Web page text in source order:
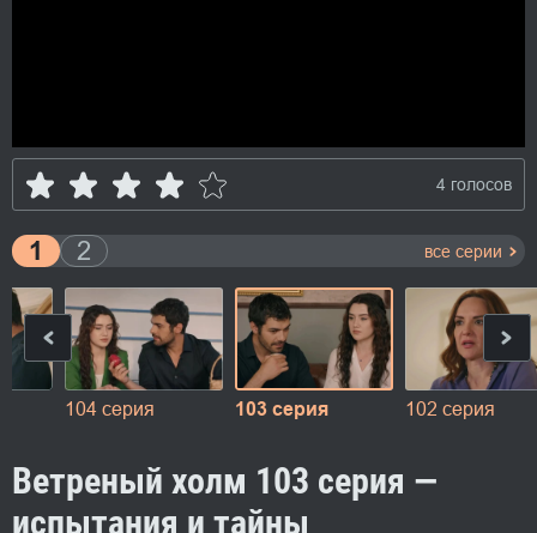
4 голосов
1 2 все серии
104 серия 103 серия 102 серия
Ветреный холм 103 серия —
испытания и тайны